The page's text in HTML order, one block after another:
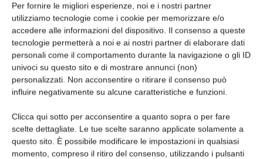
Per fornire le migliori esperienze, noi e i nostri partner
utilizziamo tecnologie come i cookie per memorizzare e/o
accedere alle informazioni del dispositivo. Il consenso a queste
tecnologie permetterà a noi e ai nostri partner di elaborare dati
personali come il comportamento durante la navigazione o gli ID
univoci su questo sito e di mostrare annunci (non)
personalizzati. Non acconsentire o ritirare il consenso può
influire negativamente su alcune caratteristiche e funzioni.
Clicca qui sotto per acconsentire a quanto sopra o per fare
scelte dettagliate. Le tue scelte saranno applicate solamente a
questo sito. È possibile modificare le impostazioni in qualsiasi
momento, compreso il ritiro del consenso, utilizzando i pulsanti
Edicola web
Abbonati